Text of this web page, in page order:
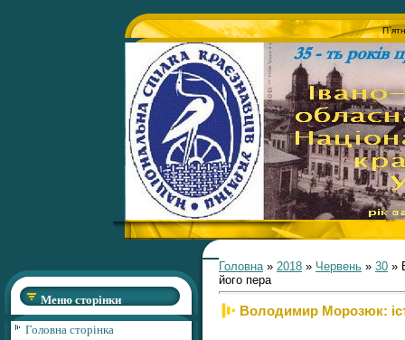
Меню сторінки
Головна сторінка
Головна» 2018 » Червень » 30 »
його пера
Володимир Морозюк: